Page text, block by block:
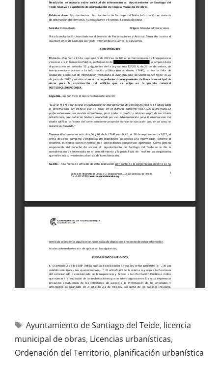
Ayuntamiento de Santiago del Teide, licencia
municipal de obras, Licencias urbanísticas,
Ordenación del Territorio, planificación urbanística